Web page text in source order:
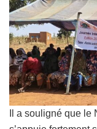
Il a souligné que